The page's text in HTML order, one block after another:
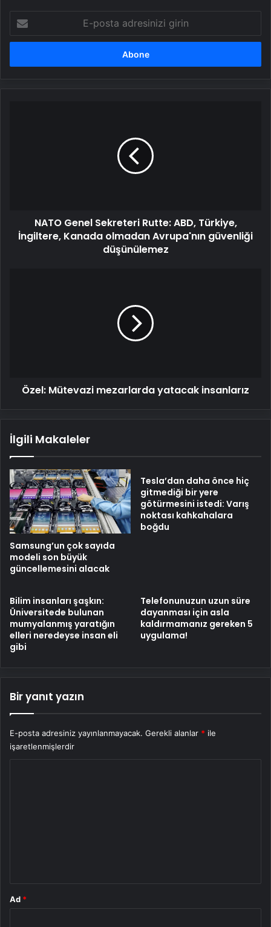
posta
adresinizi
Avrupa'nın
güvenliği
NATO Genel Sekreteri Rutte: ABD, Türkiye,
İngiltere, Kanada olmadan Avrupa'nın güvenliği
düşünülemez
Özel: Mütevazi mezarlarda yatacak insanlarız
İlgili Makaleler
Samsung’un çok sayıda
modeli son büyük
güncellemesini alacak
Tesla’dan daha önce hiç
gitmediği bir yere
götürmesini istedi: Varış
noktası kahkahalara
boğdu
Bilim insanları şaşkın:
Üniversitede bulunan
mumyalanmış yaratığın
elleri neredeyse insan eli
gibi
Telefonunuzun uzun süre
dayanması için asla
kaldırmamanız gereken 5
uygulama!
Bir yanıt yazın
E-posta adresiniz yayınlanmayacak. Gerekli alanlar * ile
işaretlenmişlerdir
Ad *